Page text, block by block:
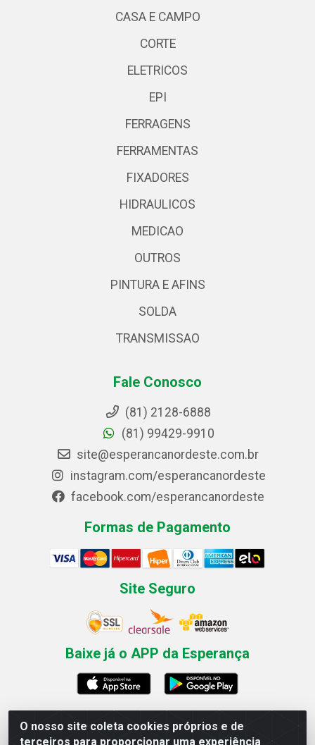
O nosso site coleta cookies próprios e de
terceiros para proporcionar uma experiência
CASA E CAMPO
CORTE
ELETRICOS
EPI
FERRAGENS
FERRAMENTAS
FIXADORES
HIDRAULICOS
MEDICAO
OUTROS
PINTURA E AFINS
SOLDA
TRANSMISSAO
Fale Conosco
(81) 2128-6888
(81) 99429-9910
site@esperancanordeste.com.br
instagram.com/esperancanordeste
facebook.com/esperancanordeste
Formas de Pagamento
Site Seguro
Baixe já o APP da Esperança
Esperança Nordeste - Rua Professor Caldas Filho, 291 -